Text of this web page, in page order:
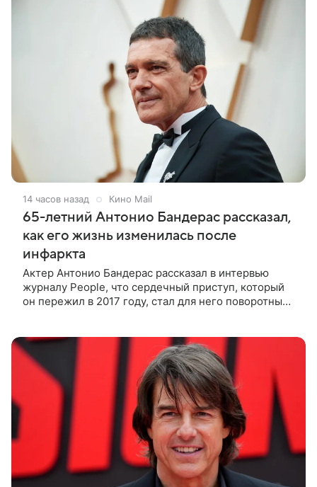
14 часов назад Кино Mail
65-летний Антонио Бандерас рассказал,
как его жизнь изменилась после
инфаркта
Актер Антонио Бандерас рассказал в интервью
журналу People, что сердечный приступ, который
он пережил в 2017 году, стал для него поворотным